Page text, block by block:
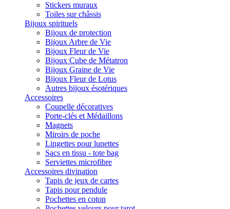
Stickers muraux
Toiles sur châssis
Bijoux spirituels
Bijoux de protection
Bijoux Arbre de Vie
Bijoux Fleur de Vie
Bijoux Cube de Métatron
Bijoux Graine de Vie
Bijoux Fleur de Lotus
Autres bijoux ésotériques
Accessoires
Coupelle décoratives
Porte-clés et Médaillons
Magnets
Miroirs de poche
Lingettes pour lunettes
Sacs en tissu - tote bag
Serviettes microfibre
Accessoires divination
Tapis de jeux de cartes
Tapis pour pendule
Pochettes en coton